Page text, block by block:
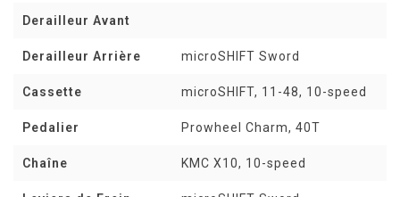
Derailleur Avant
Derailleur Arrière microSHIFT Sword
Cassette microSHIFT, 11-48, 10-speed
Pedalier Prowheel Charm, 40T
Chaîne KMC X10, 10-speed